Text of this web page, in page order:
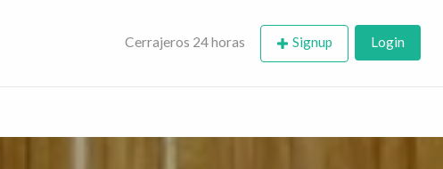
| puertas,
Cerrajeros 24 horas Signup Login